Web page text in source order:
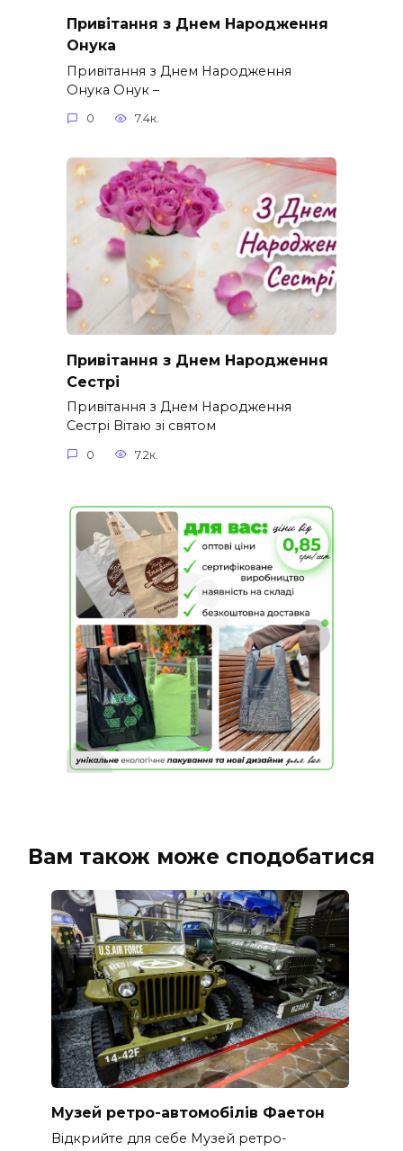
Привітання з Днем Народження
Онука
Привітання з Днем Народження
Онука Онук –
0 7.4к.
Привітання з Днем Народження
Сестрі
Привітання з Днем Народження
Сестрі Вітаю зі святом
0 7.2к.
Вам також може сподобатися
Музей ретро-автомобілів Фаетон
Відкрийте для себе Музей ретро-